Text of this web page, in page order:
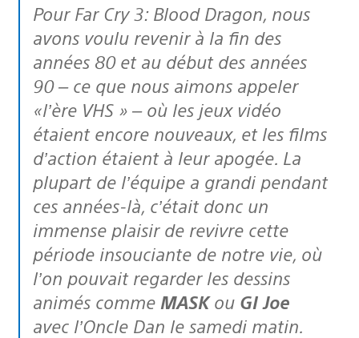
Pour Far Cry 3: Blood Dragon, nous
avons voulu revenir à la fin des
années 80 et au début des années
90 – ce que nous aimons appeler
«l’ère VHS » – où les jeux vidéo
étaient encore nouveaux, et les films
d’action étaient à leur apogée. La
plupart de l’équipe a grandi pendant
ces années-là, c’était donc un
immense plaisir de revivre cette
période insouciante de notre vie, où
l’on pouvait regarder les dessins
animés comme MASKou GI Joe
avec l’Oncle Dan le samedi matin.